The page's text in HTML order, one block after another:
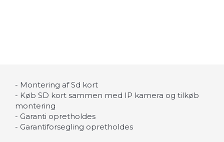
- Montering af Sd kort
- Køb SD kort sammen med IP kamera og tilkøb
montering
- Garanti opretholdes
- Garantiforsegling opretholdes